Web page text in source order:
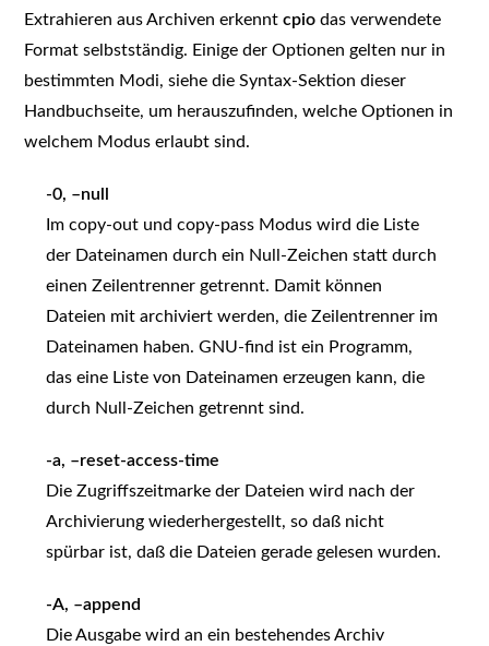
Extrahieren aus Archiven erkenntcpio das verwendete
Format selbstständig. Einige der Optionen gelten nur in
bestimmten Modi, siehe die Syntax-Sektion dieser
Handbuchseite, um herauszufinden, welche Optionen in
welchem Modus erlaubt sind.
-0, –null
Im copy-out und copy-pass Modus wird die Liste
der Dateinamen durch ein Null-Zeichen statt durch
einen Zeilentrenner getrennt. Damit können
Dateien mit archiviert werden, die Zeilentrenner im
Dateinamen haben. GNU-find ist ein Programm,
das eine Liste von Dateinamen erzeugen kann, die
durch Null-Zeichen getrennt sind.
-a, –reset-access-time
Die Zugriffszeitmarke der Dateien wird nach der
Archivierung wiederhergestellt, so daß nicht
spürbar ist, daß die Dateien gerade gelesen wurden.
-A, –append
Die Ausgabe wird an ein bestehendes Archiv